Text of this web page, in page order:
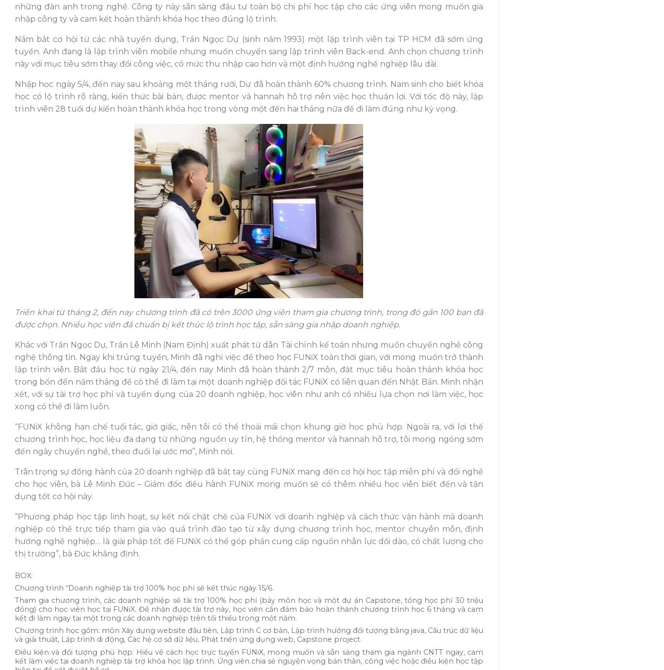
những đàn anh trong nghề. Công ty này sẵn sàng đầu tư toàn bộ chi phí học tập cho các ứng viên mong muốn gia
nhập công ty và cam kết hoàn thành khóa học theo đúng lộ trình.
Nắm bắt cơ hội từ các nhà tuyển dụng, Trần Ngọc Dự (sinh năm 1993) một lập trình viên tại TP HCM đã sớm ứng
tuyển. Anh đang là lập trình viên mobile nhưng muốn chuyển sang lập trình viên Back-end. Anh chọn chương trình
này với mục tiêu sớm thay đổi công việc, có mức thu nhập cao hơn và một định hướng nghề nghiệp lâu dài.
Nhập học ngày 5/4, đến nay sau khoảng một tháng rưỡi, Dự đã hoàn thành 60% chương trình. Nam sinh cho biết khóa
học có lộ trình rõ ràng, kiến thức bài bản, được mentor và hannah hỗ trợ nên việc học thuận lợi. Với tốc độ này, lập
trình viên 28 tuổi dự kiến hoàn thành khóa học trong vòng một đến hai tháng nữa để đi làm đúng như kỳ vọng.
Triển khai từ tháng 2, đến nay chương trình đã có trên 3000 ứng viên tham gia chương trình, trong đó gần 100 bạn đã
được chọn. Nhiều học viên đã chuẩn bị kết thúc lộ trình học tập, sẵn sàng gia nhập doanh nghiệp.
Khác với Trần Ngọc Dự, Trần Lê Minh (Nam Định) xuất phát từ dân Tài chính kế toán nhưng muốn chuyển nghề công
nghệ thông tin. Ngay khi trúng tuyển, Minh đã nghỉ việc để theo học FUNiX toàn thời gian, với mong muốn trở thành
lập trình viên. Bắt đầu học từ ngày 21/4, đến nay Minh đã hoàn thành 2/7 môn, đặt mục tiêu hoàn thành khóa học
trong bốn đến năm tháng để có thể đi làm tại một doanh nghiệp đối tác FUNiX có liên quan đến Nhật Bản. Minh nhận
xét, với sự tài trợ học phí và tuyển dụng của 20 doanh nghiệp, học viên như anh có nhiều lựa chọn nơi làm việc, học
xong có thể đi làm luôn.
“FUNiX không hạn chế tuổi tác, giờ giấc, nên tôi có thể thoải mái chọn khung giờ học phù hợp. Ngoài ra, với lợi thế
chương trình học, học liệu đa dạng từ những nguồn uy tín, hệ thống mentor và hannah hỗ trợ, tôi mong ngóng sớm
đến ngày chuyển nghề, theo đuổi lại ước mơ”, Minh nói.
Trân trọng sự đồng hành của 20 doanh nghiệp đã bắt tay cùng FUNiX mang đến cơ hội học tập miễn phí và đổi nghề
cho học viên, bà Lê Minh Đức – Giám đốc điều hành FUNiX mong muốn sẽ có thêm nhiều học viên biết đến và tận
dụng tốt cơ hội này.
“Phương pháp học tập linh hoạt, sự kết nối chặt chẽ của FUNiX với doanh nghiệp và cách thức vận hành mà doanh
nghiệp có thể trực tiếp tham gia vào quá trình đào tạo từ xây dựng chương trình học, mentor chuyên môn, định
hướng nghề nghiệp… là giải pháp tốt để FUNiX có thể góp phần cung cấp nguồn nhân lực dồi dào, có chất lượng cho
thị trường”, bà Đức khẳng định.
BOX:
Chương trình “Doanh nghiệp tài trợ 100% học phí sẽ kết thúc ngày 15/6.
Tham gia chương trình, các doanh nghiệp sẽ tài trợ 100% học phí (bảy môn học và một dự án Capstone, tổng học phí 30 triệu
đồng) cho học viên học tại FUNiX. Để nhận được tài trợ này, học viên cần đảm bảo hoàn thành chương trình học 6 tháng và cam
kết đi làm ngay tại một trong các doanh nghiệp trên tối thiểu trong một năm.
Chương trình học gồm: môn Xây dựng website đầu tiên, Lập trình C cơ bản, Lập trình hướng đối tượng bằng java, Cấu trúc dữ liệu
và giải thuật, Lập trình di động, Các hệ cơ sở dữ liệu, Phát triển ứng dụng web, Capstone project.
Điều kiện và đối tượng phù hợp: Hiểu về cách học trực tuyến FUNiX, mong muốn và sẵn sàng tham gia ngành CNTT ngay, cam
kết làm việc tại doanh nghiệp tài trợ khóa học lập trình. Ứng viên chia sẻ nguyện vọng bản thân, công việc hoặc điều kiện học tập